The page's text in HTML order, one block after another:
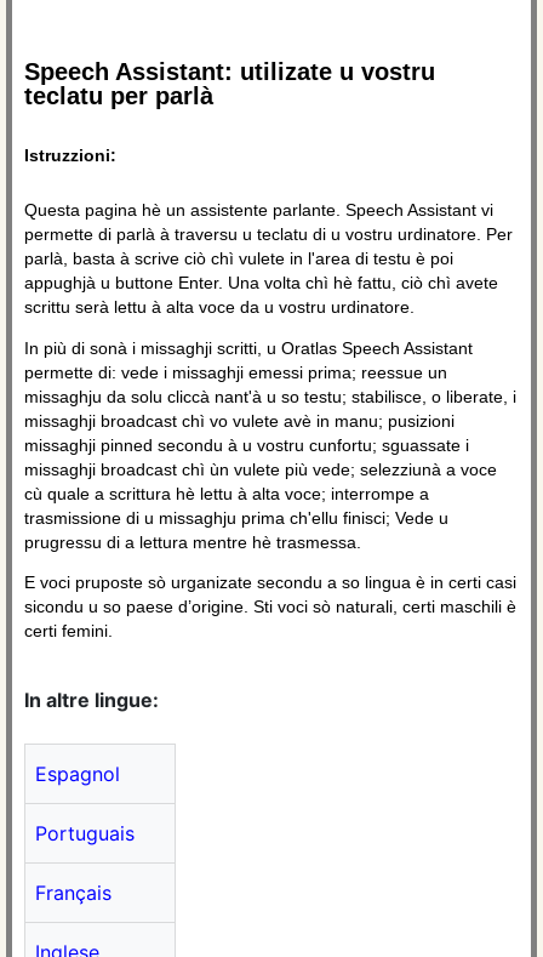
Speech Assistant: utilizate u vostru
teclatu per parlà
Istruzzioni:
Questa pagina hè un assistente parlante. Speech Assistant vi
permette di parlà à traversu u teclatu di u vostru urdinatore. Per
parlà, basta à scrive ciò chì vulete in l'area di testu è poi
appughjà u buttone Enter. Una volta chì hè fattu, ciò chì avete
scrittu serà lettu à alta voce da u vostru urdinatore.
In più di sonà i missaghji scritti, u Oratlas Speech Assistant
permette di: vede i missaghji emessi prima; reessue un
missaghju da solu cliccà nant'à u so testu; stabilisce, o liberate, i
missaghji broadcast chì vo vulete avè in manu; pusizioni
missaghji pinned secondu à u vostru cunfortu; sguassate i
missaghji broadcast chì ùn vulete più vede; selezziunà a voce
cù quale a scrittura hè lettu à alta voce; interrompe a
trasmissione di u missaghju prima ch'ellu finisci; Vede u
prugressu di a lettura mentre hè trasmessa.
E voci pruposte sò urganizate secondu a so lingua è in certi casi
sicondu u so paese d’origine. Sti voci sò naturali, certi maschili è
certi femini.
In altre lingue:
Espagnol
Portuguais
Français
Inglese